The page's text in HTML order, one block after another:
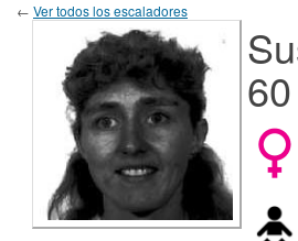
← Ver todos los escaladores